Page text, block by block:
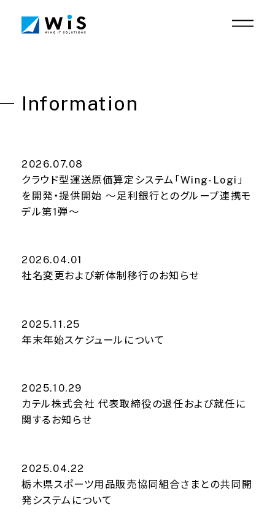
映像制作
栃木からビジネスに新しい風を
DX Achievements
Information
Recruit
Contact
Privacy policy
Information
2026.07.08
クラウド型運送原価算定システム「Wing-Logi」
を開発・提供開始 〜足利銀行とのグループ連携モ
デル第1弾〜
2026.04.01
社名変更および新体制移行のお知らせ
2025.11.25
年末年始スケジュールについて
2025.10.29
カテル株式会社 代表取締役の退任および就任に
関するお知らせ
2025.04.22
栃木県スポーツ用品販売協同組合さまとの共同開
発システムについて